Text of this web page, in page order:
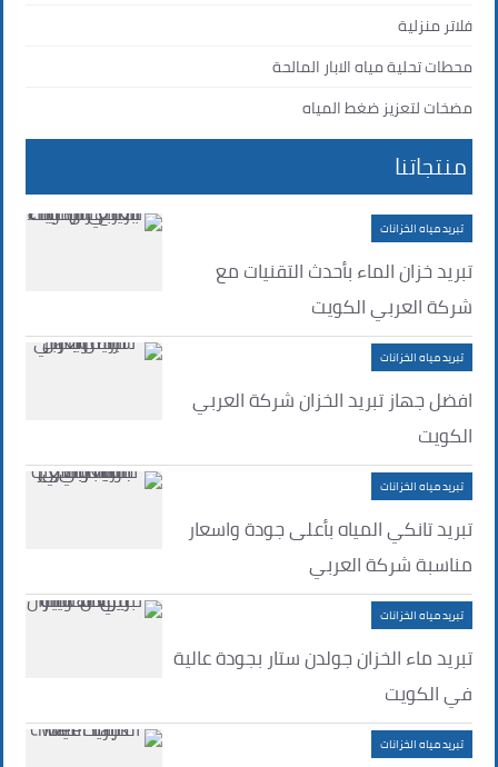
فلاتر منزلية
محطات تحلية مياه الابار المالحة
مضخات لتعزيز ضغط المياه
منتجاتنا
تبريد مياه الخزانات
تبريد خزان الماء بأحدث التقنيات مع
شركة العربي الكويت
تبريد مياه الخزانات
افضل جهاز تبريد الخزان شركة العربي
الكويت
تبريد مياه الخزانات
تبريد تانكي المياه بأعلى جودة واسعار
مناسبة شركة العربي
تبريد مياه الخزانات
تبريد ماء الخزان جولدن ستار بجودة عالية
في الكويت
تبريد مياه الخزانات